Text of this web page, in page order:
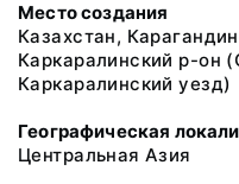
Место создания
Казахстан,
Каркаралинский р-он
Каркаралинский уезд)
Географическая
Центральная Азия